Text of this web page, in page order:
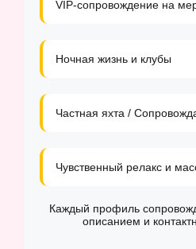
VIP-сопровождение на
Ночная жизнь и клубы
Частная яхта /
Чувственный релакс и
Каждый профиль
описанием и